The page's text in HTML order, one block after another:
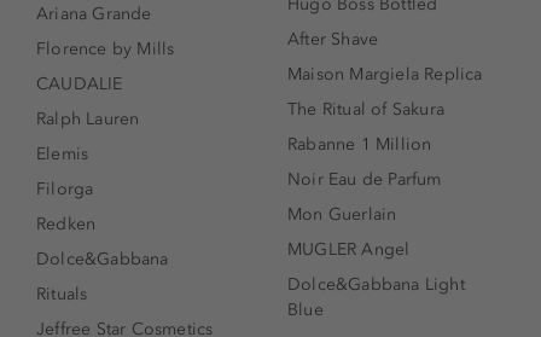
Ariana Grande
Florence by Mills
CAUDALIE
Ralph Lauren
Elemis
Filorga
Redken
Dolce&Gabbana
Rituals
Jeffree Star Cosmetics
After Shave
Maison Margiela Replica
The Ritual of Sakura
Rabanne 1 Million
Noir Eau de Parfum
Mon Guerlain
MUGLER Angel
Dolce&Gabbana Light
Blue